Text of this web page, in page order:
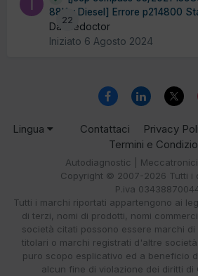
22
88Kw Diesel] Errore p214800
Da thedoctor
Iniziato 6 Agosto 2024
Lingua Contattaci Privacy
Termini e
Autodiagnostic |
Copyright © 2007-2026 Tutti i
P.iva
Tutti i marchi riportati appartengono ai
di terzi, nomi di prodotti, nomi
società citati possono essere marchi
titolari o marchi registrati d'altre
puro scopo esplicativo ed a beneficio
alcun fine di violazione dei diritti di